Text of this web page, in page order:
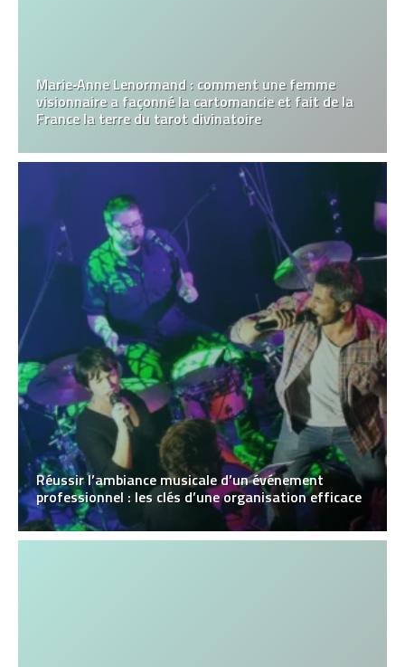
Marie‑Anne Lenormand : comment une femme
visionnaire a façonné la cartomancie et fait de la
France la terre du tarot divinatoire
Réussir l’ambiance musicale d’un événement
professionnel : les clés d’une organisation efficace